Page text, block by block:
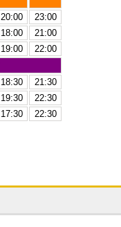
20:00
23:00
18:00
21:00
19:00
22:00
18:30
21:30
19:30
22:30
17:30 22:30